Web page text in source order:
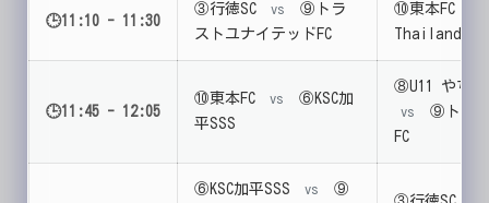
🕒11:10 - 11:30
③行徳SC vs
⑨トラ
ストユナイテッドFC
⑩東本FC
Thailand
🕒11:45 - 12:05
⑩東本FC vs
⑥KSC加
平SSS
⑧U11 やちま
vs
⑨トラ
FC
⑥KSC加平SSS vs
⑨